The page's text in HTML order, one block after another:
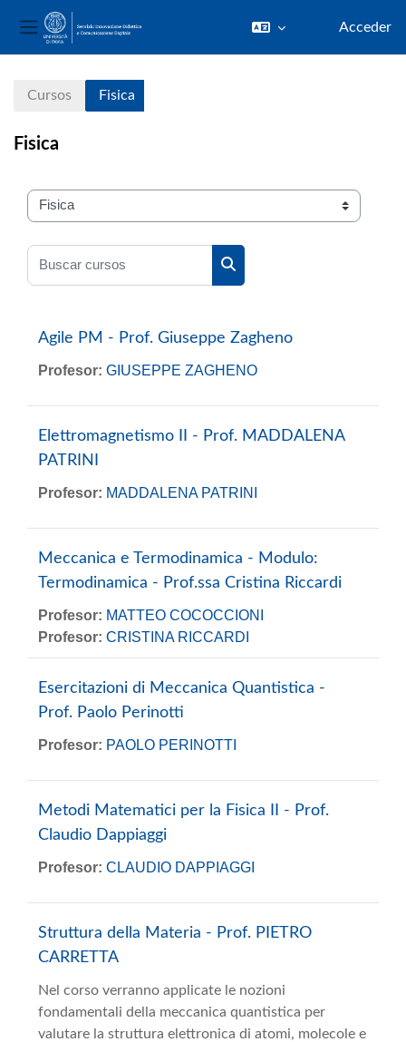
Panel lateral
Acceder
Cursos Fisica
Fisica
Categorías
Buscar cursos
Agile PM - Prof. Giuseppe Zagheno
Profesor: GIUSEPPE ZAGHENO
Elettromagnetismo II - Prof. MADDALENA
PATRINI
Profesor: MADDALENA PATRINI
Meccanica e Termodinamica - Modulo:
Termodinamica - Prof.ssa Cristina Riccardi
Profesor: MATTEO COCOCCIONI
Profesor: CRISTINA RICCARDI
Esercitazioni di Meccanica Quantistica -
Prof. Paolo Perinotti
Profesor: PAOLO PERINOTTI
Metodi Matematici per la Fisica II - Prof.
Claudio Dappiaggi
Profesor: CLAUDIO DAPPIAGGI
Struttura della Materia - Prof. PIETRO
CARRETTA
Nel corso verranno applicate le nozioni
fondamentali della meccanica quantistica per
valutare la struttura elettronica di atomi, molecole e